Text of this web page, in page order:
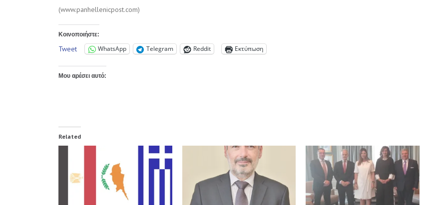
(www.panhellenicpost.com)
Κοινοποιήστε:
Tweet WhatsApp Telegram Reddit Εκτύπωση
Μου αρέσει αυτό:
Related